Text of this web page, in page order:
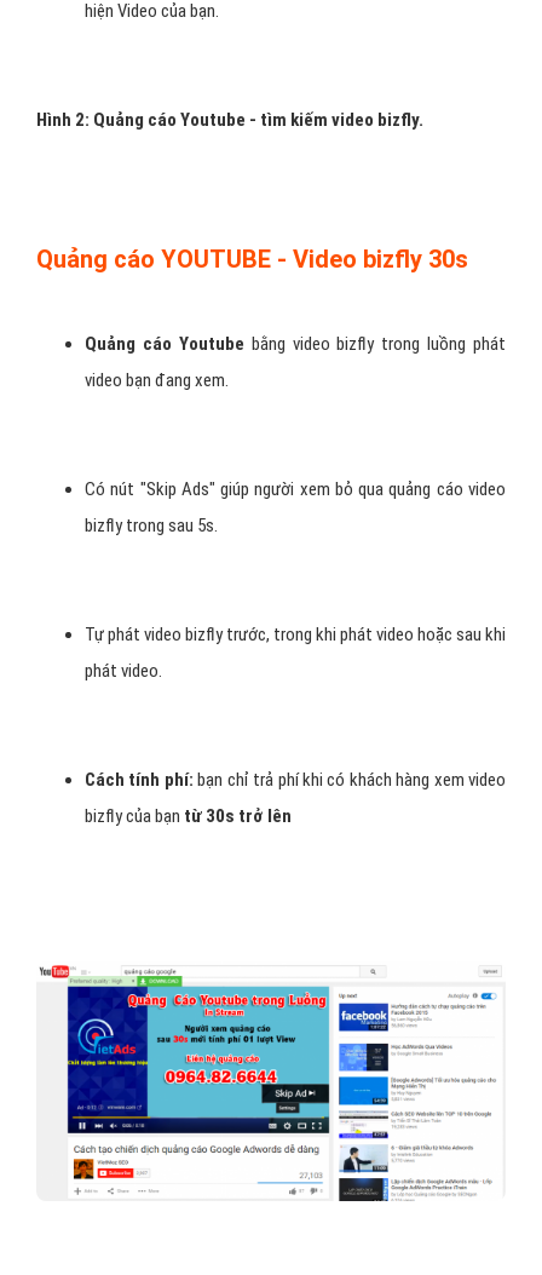
hiện Video của bạn.
Hình 2: Quảng cáo Youtube - tìm kiếm video bizfly.
Quảng cáo YOUTUBE - Video bizfly 30s
Quảng cáo Youtube bằng video bizfly trong luồng phát
video bạn đang xem.
Có nút "Skip Ads" giúp người xem bỏ qua quảng cáo video
bizfly trong sau 5s.
Tự phát video bizfly trước, trong khi phát video hoặc sau khi
phát video.
Cách tính phí: bạn chỉ trả phí khi có khách hàng xem video
bizfly của bạn từ 30s trở lên